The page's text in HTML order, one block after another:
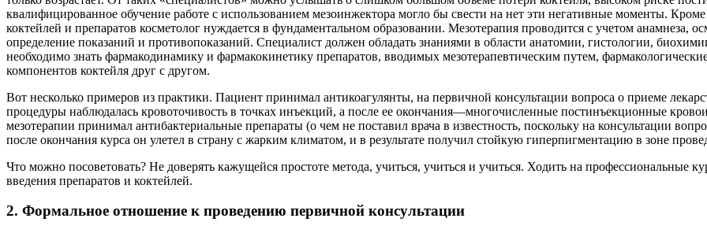
квалифицированное обучение работе с использованием мезоинжектора могло бы свести на нет эти негативные моменты.
коктейлей и препаратов косметолог нуждается в фундаментальном образовании. Мезотерапия проводится с учетом анамнеза,
определение показаний и противопоказаний. Специалист должен обладать знаниями в области анатомии, гистологии,
необходимо знать фармакодинамику и фармакокинетику препаратов, вводимых мезотерапевтическим путем,
компонентов коктейля друг с другом.
Вот несколько примеров из практики. Пациент принимал антикоагулянты, на первичной консультации вопроса о приеме
процедуры наблюдалась кровоточивость в точках инъекций, а после ее окончания—многочисленные постинъекционные
мезотерапии принимал антибактериальные препараты (о чем не поставил врача в известность, поскольку на консультации
после окончания курса он улетел в страну с жарким климатом, и в результате получил стойкую гиперпигментацию в зоне
Что можно посоветовать? Не доверять кажущейся простоте метода, учиться, учиться и учиться. Ходить на профессиональные
введения препаратов и коктейлей.
2. Формальное отношение к проведению первичной консультации